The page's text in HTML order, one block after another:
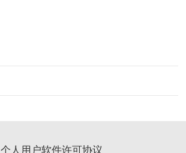
个人用户软件许可协议